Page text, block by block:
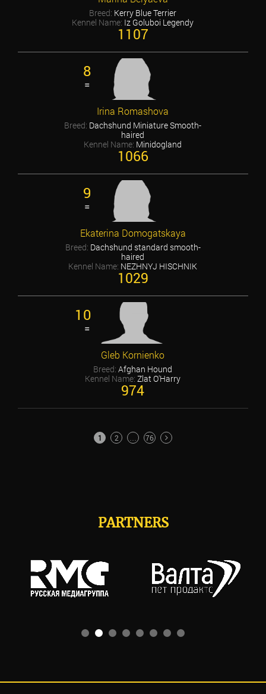
Breed: Kerry Blue Terrier
Kennel Name: Iz Goluboi Legendy
1107
8
=
Irina Romashova
Breed: Dachshund Miniature Smooth-
haired
Kennel Name: Minidogland
1066
9
=
Ekaterina Domogatskaya
Breed: Dachshund standard smooth-
haired
Kennel Name: NEZHNYJ HISCHNIK
1029
10
=
Gleb Kornienko
Breed: Afghan Hound
Kennel Name: Zlat O'Harry
974
1 2 76
PARTNERS